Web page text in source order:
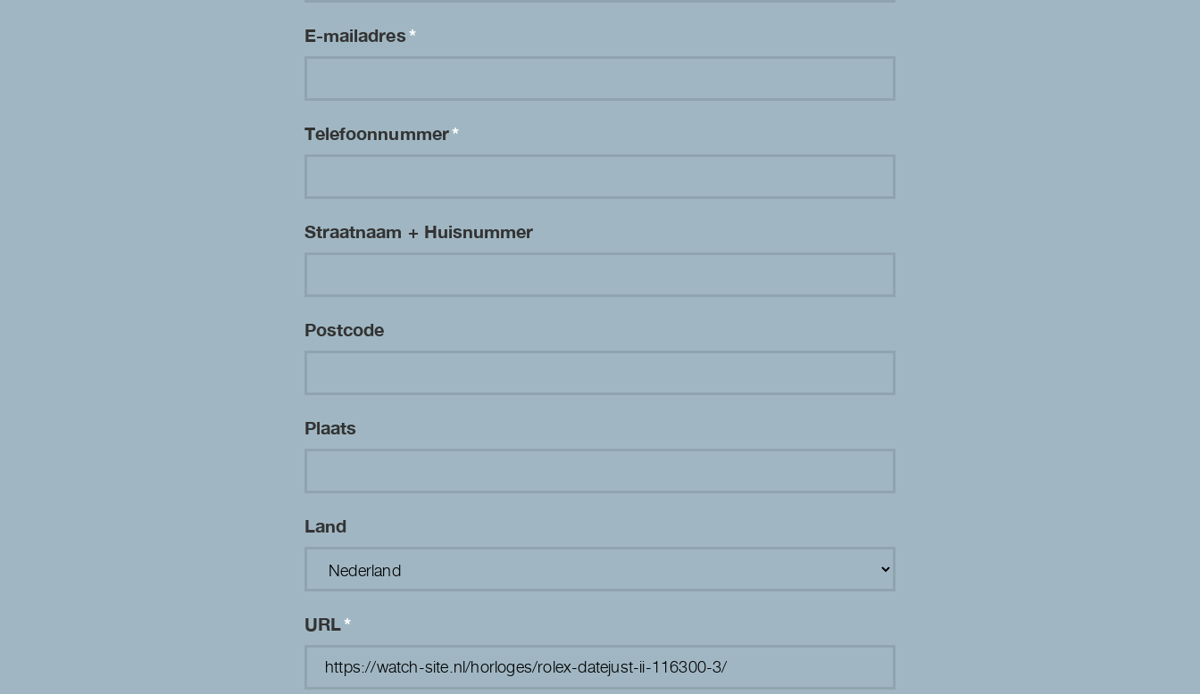
E-mailadres*
Telefoonnummer*
Straatnaam + Huisnummer
Postcode
Plaats
Land
URL*